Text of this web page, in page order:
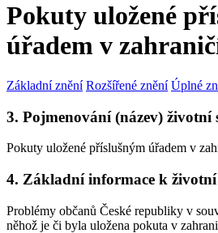
Pokuty uložené
úřadem v
Základní znění Rozšířené znění Úplné
3. Pojmenování (název) životní
Pokuty uložené příslušným úřadem v
4. Základní informace k životní
Problémy občanů České republiky v
něhož je či byla uložena pokuta v